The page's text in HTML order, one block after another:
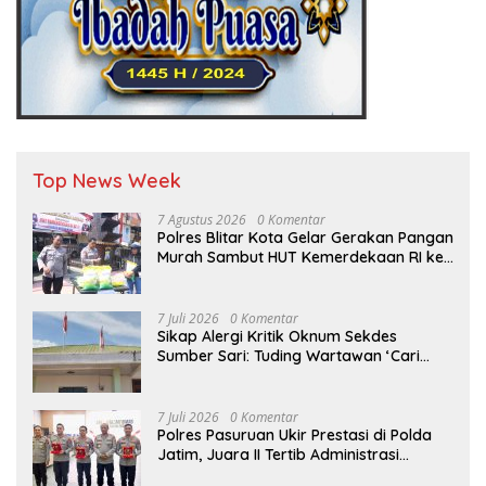
Top News Week
7 Agustus 2026 0 Komentar
Polres Blitar Kota Gelar Gerakan Pangan
Murah Sambut HUT Kemerdekaan RI ke-
7 Juli 2026 0 Komentar
Sikap Alergi Kritik Oknum Sekdes
Sumber Sari: Tuding Wartawan ‘Cari
CETAR yang Diduga Mandek
7 Juli 2026 0 Komentar
Polres Pasuruan Ukir Prestasi di Polda
Jatim, Juara II Tertib Administrasi